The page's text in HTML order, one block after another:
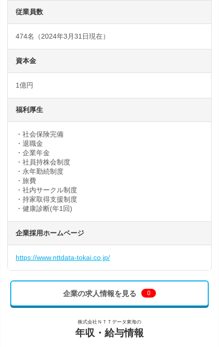
従業員数
474名（2024年3月31日現在）
資本金
1億円
福利厚生
・社会保険完備
・退職金
・企業年金
・社員持株会制度
・永年勤続制度
・旅費
・社内サークル制度
・持家取得支援制度
・健康診断(年1回)
企業採用ホームページ
https://www.nttdata-tokai.co.jp/
企業の求人情報を見る 0
株式会社ＮＴＴデータ東海の
年収・給与情報